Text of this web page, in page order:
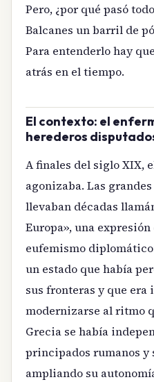
Pero, ¿por qué pasó
Balcanes un barril de
Para entenderlo hay
atrás en el tiempo.
El contexto: el
herederos
A finales del siglo XIX,
agonizaba. Las
llevaban décadas
Europa», una
eufemismo
un estado que había
sus fronteras y que era
modernizarse al ritmo
Grecia se había
principados rumanos y
ampliando su